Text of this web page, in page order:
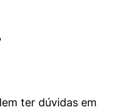
ter dúvidas em